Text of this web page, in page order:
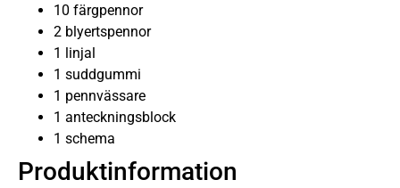
10 färgpennor
2 blyertspennor
1 linjal
1 suddgummi
1 pennvässare
1 anteckningsblock
1 schema
Produktinformation